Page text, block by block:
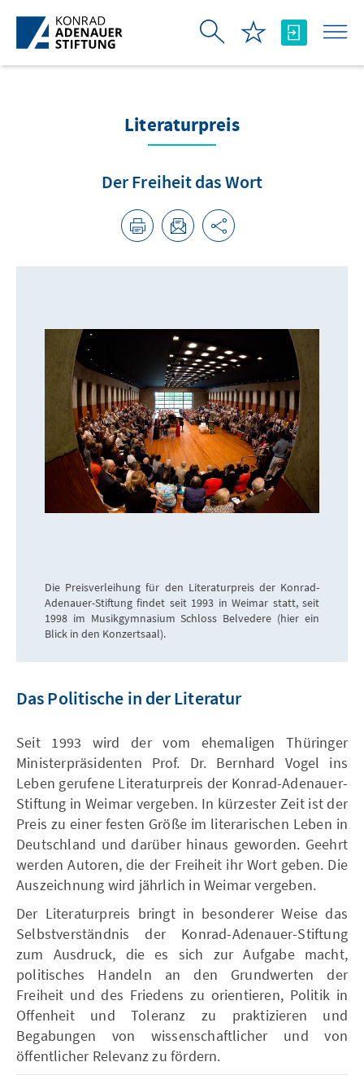
Skip to Main Content
Literaturpreis
Der Freiheit das Wort
Die Preisverleihung für den Literaturpreis der Konrad-
Adenauer-Stiftung findet seit 1993 in Weimar statt, seit
1998 im Musikgymnasium Schloss Belvedere (hier ein
Blick in den Konzertsaal).
Das Politische in der Literatur
Seit 1993 wird der vom ehemaligen Thüringer
Ministerpräsidenten Prof. Dr. Bernhard Vogel ins
Leben gerufene Literaturpreis der Konrad-Adenauer-
Stiftung in Weimar vergeben. In kürzester Zeit ist der
Preis zu einer festen Größe im literarischen Leben in
Deutschland und darüber hinaus geworden. Geehrt
werden Autoren, die der Freiheit ihr Wort geben. Die
Auszeichnung wird jährlich in Weimar vergeben.
Der Literaturpreis bringt in besonderer Weise das
Selbstverständnis der Konrad-Adenauer-Stiftung
zum Ausdruck, die es sich zur Aufgabe macht,
politisches Handeln an den Grundwerten der
Freiheit und des Friedens zu orientieren, Politik in
Offenheit und Toleranz zu praktizieren und
Begabungen von wissenschaftlicher und von
öffentlicher Relevanz zu fördern.